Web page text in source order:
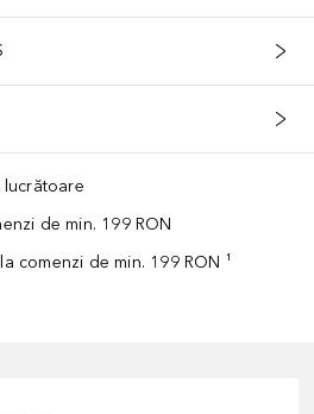
lucrătoare
de min. 199 RON
comenzi de min. 199 RON ¹